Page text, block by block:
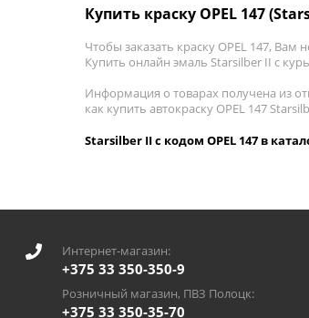
Купить краску OPEL 147
Чтобы заказать краску OPEL 147,
Купить онлайн эмаль Starsilber II с
Информация о товарах получена из
как купить автокраску OPEL 147
Starsilber II с кодом OPEL 147 в
Интернет-магазин:
+375 33 350-350-9
Розничный магазин, ПВЗ Полоцк:
+375 33 350-35-70